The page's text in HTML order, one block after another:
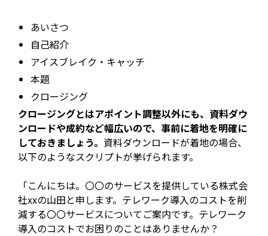
あいさつ
自己紹介
アイスブレイク・キャッチ
本題
クロージング
クロージングとはアポイント調整以外にも、資料ダウ
ンロードや成約など幅広いので、事前に着地を明確に
しておきましょう。 資料ダウンロードが着地の場合、
以下のようなスクリプトが挙げられます。
「こんにちは。〇〇のサービスを提供している株式会
社xxの山田と申します。テレワーク導入のコストを削
減する〇〇サービスについてご案内です。テレワーク
導入のコストでお困りのことはありませんか？